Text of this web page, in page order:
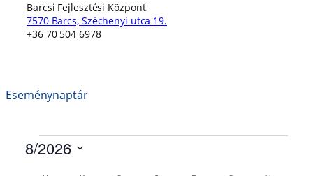
Barcsi Fejlesztési Központ
7570 Barcs, Széchenyi utca 19.
+36 70 504 6978
Eseménynaptár